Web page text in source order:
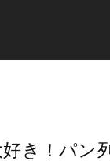
き！パン